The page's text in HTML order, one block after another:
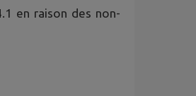
en raison des non-